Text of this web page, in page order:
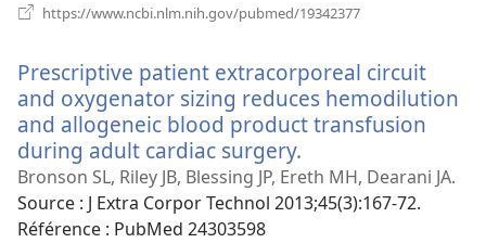
https://www.ncbi.nlm.nih.gov/pubmed/19342377
fenêtre)
Prescriptive patient extracorporeal circuit
and oxygenator sizing reduces hemodilution
and allogeneic blood product transfusion
during adult cardiac surgery.
une
nouvelle
Bronson SL, Riley JB, Blessing JP, Ereth MH, Dearani JA.
Source ‎: J Extra Corpor Technol 2013;45(3):167-72.
Référence ‎: PubMed 24303598